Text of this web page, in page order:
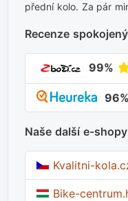
přední kolo. Za pár
Recenze
99%
96%
Naše další e-shopy
Kvalitni-
Bike-